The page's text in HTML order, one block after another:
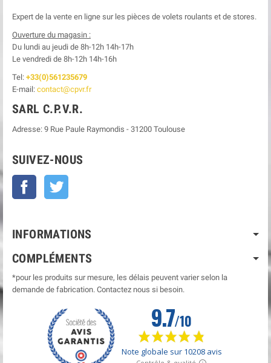
Expert de la vente en ligne sur les pièces de volets roulants et de stores.
Ouverture du magasin :
Du lundi au jeudi de 8h-12h 14h-17h
Le vendredi de 8h-12h 14h-16h
Tel: +33(0)561235679
E-mail: contact@cpvr.fr
SARL C.P.V.R.
Adresse: 9 Rue Paule Raymondis - 31200 Toulouse
SUIVEZ-NOUS
Facebook
INFORMATIONS
COMPLÉMENTS
*pour les produits sur mesure, les délais peuvent varier selon la
demande de fabrication. Contactez nous si besoin.